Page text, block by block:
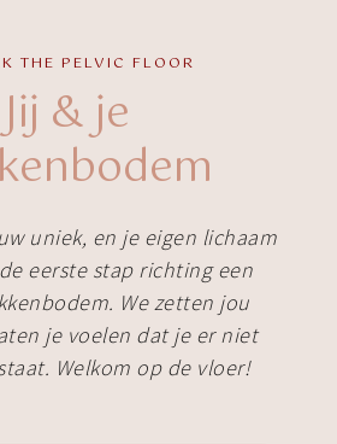
THE PELVIC FLOOR
Jij & je
uniek, en je eigen lichaam
eerste stap richting een
We zetten jou
je voelen dat je er niet
Welkom op de vloer!